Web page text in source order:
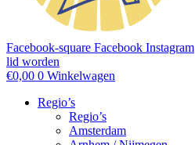
Facebook-square Facebook Instagram
lid worden
€0,00 0 Winkelwagen
Regio’s
Regio’s
Amsterdam